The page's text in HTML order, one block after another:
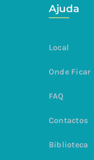
Ajuda
Local
Onde Ficar
FAQ
Contactos
Biblioteca